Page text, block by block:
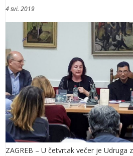
4 svi. 2019
ZAGREB – U četvrtak večer je Udruga